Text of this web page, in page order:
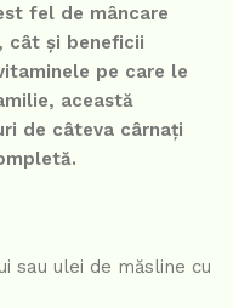
fel de mâncare
cât și beneficii
pe care le
această
de câteva cârnați
sau ulei de măsline cu